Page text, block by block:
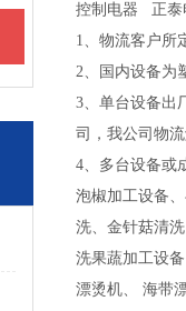
控制电器 正
1、物流客户所
2、国内设备为
3、单台设备出
司，我公司物
4、多台设备或
泡椒加工设备
洗、金针菇清
洗果蔬加工设
漂烫机、 海带